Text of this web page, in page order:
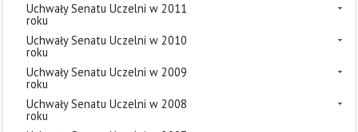
Uchwały Senatu Uczelni w 2011
roku
Uchwały Senatu Uczelni w 2010
roku
Uchwały Senatu Uczelni w 2009
roku
Uchwały Senatu Uczelni w 2008
roku